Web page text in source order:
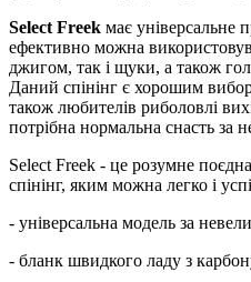
Select Freek має універсальне
ефективно можна
джигом, так і щуки, а також
Даний спінінг є хорошим
також любителів риболовлі
потрібна нормальна снасть за
Select Freek - це розумне
спінінг, яким можна легко і
- універсальна модель за
- бланк швидкого ладу з